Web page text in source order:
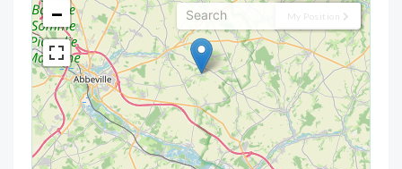
My Position
−